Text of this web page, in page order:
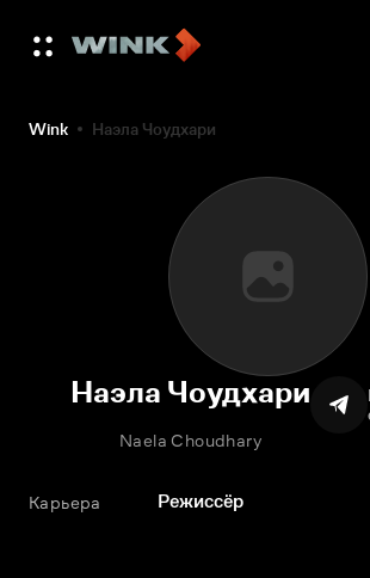
Wink Наэла Чоудхари
Наэла Чоудхари
Naela Choudhary
Карьера Режиссёр